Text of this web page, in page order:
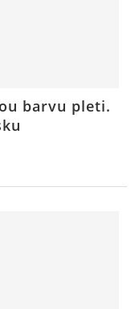
barvu pleti.